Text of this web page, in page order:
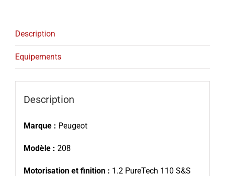
Description
Equipements
Description
Marque : Peugeot
Modèle : 208
Motorisation et finition : 1.2 PureTech 110 S&S